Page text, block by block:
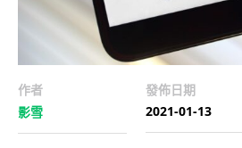
作者
影雪
發佈日期
2021-01-13